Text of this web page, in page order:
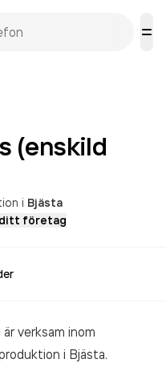
(enskild
i Bjästa
företag
verksam inom
i Bjästa.